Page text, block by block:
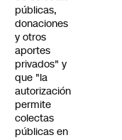
públicas,
donaciones
y otros
aportes
privados" y
que "la
autorización
permite
colectas
públicas en